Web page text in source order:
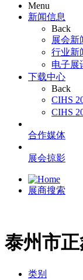
Menu
新闻信息
Back
展会新
行业新
电子展
下载中心
Back
CIHS
CIHS
合作媒体
展会掠影
展商搜索
泰州市
类别